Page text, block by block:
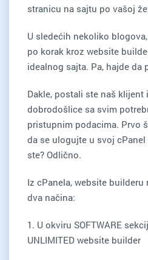
stranicu na sajtu po vašoj
U sledećih nekoliko
po korak kroz website
idealnog sajta. Pa, hajde da
Dakle, postali ste naš klijent
dobrodošlice sa svim
pristupnim podacima. Prvo
da se ulogujte u svoj
ste? Odlično.
Iz cPanela, website
dva načina:
1. U okviru SOFTWARE
UNLIMITED website builder